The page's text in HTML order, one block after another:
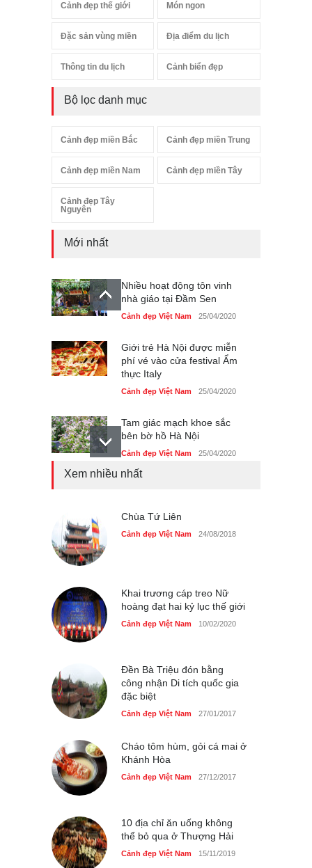
Cảnh đẹp thế giới Món ngon
Đặc sản vùng miền Địa điểm du lịch
Thông tin du lịch Cảnh biển đẹp
Bộ lọc danh mục
Cảnh đẹp miền Bắc Cảnh đẹp miền Trung
Cảnh đẹp miền Nam Cảnh đẹp miền Tây
Cảnh đẹp Tây
Nguyên
Mới nhất
Nhiều hoạt động tôn vinh
nhà giáo tại Đầm Sen
Cảnh đẹp Việt Nam 25/04/2020
Giới trẻ Hà Nội được miễn
phí vé vào cửa festival Ẩm
thực Italy
Cảnh đẹp Việt Nam 25/04/2020
Tam giác mạch khoe sắc
bên bờ hồ Hà Nội
Cảnh đẹp Việt Nam 25/04/2020
Cảnh đẹp Việt Nam
Xem nhiều nhất
Chùa Tứ Liên
Cảnh đẹp Việt Nam 24/08/2018
Khai trương cáp treo Nữ
hoàng đạt hai kỷ lục thế giới
Cảnh đẹp Việt Nam 10/02/2020
Đền Bà Triệu đón bằng
công nhận Di tích quốc gia
đặc biệt
Cảnh đẹp Việt Nam 27/01/2017
Cháo tôm hùm, gỏi cá mai ở
Khánh Hòa
Cảnh đẹp Việt Nam 27/12/2017
10 địa chỉ ăn uống không
thể bỏ qua ở Thượng Hải
Cảnh đẹp Việt Nam 15/11/2019